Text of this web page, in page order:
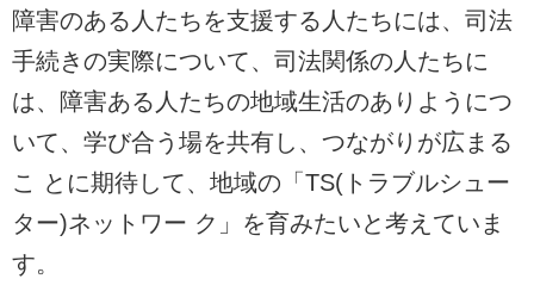
障害のある人たちを支援する人たちには、司法
手続きの実際について、司法関係の人たちに
は、障害ある人たちの地域生活のありようにつ
いて、学び合う場を共有し、つながりが広まる
こ とに期待して、地域の「TS(トラブルシュー
ター)ネットワー ク」を育みたいと考えていま
す。